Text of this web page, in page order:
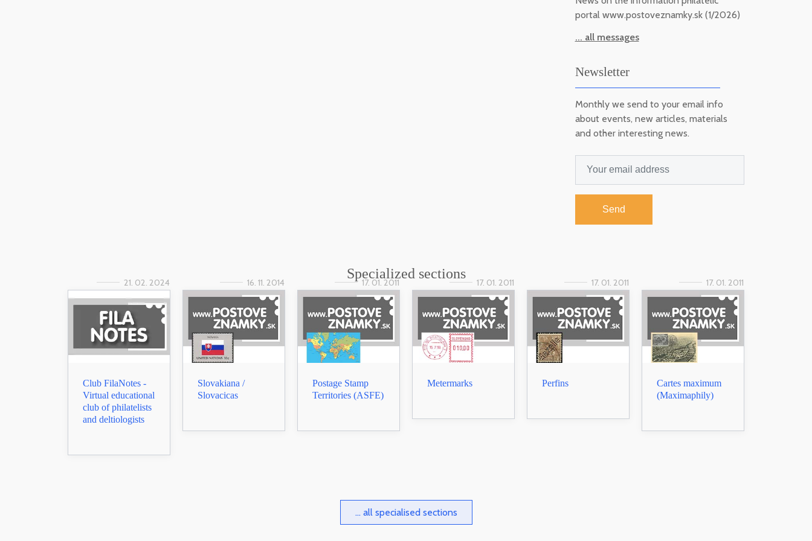
portal www.postoveznamky.sk (1/2026)
... all messages
Newsletter
Monthly we send to your email info
about events, new articles, materials
and other interesting news.
Send
Specialized sections
21. 02. 2024
Club FilaNotes -
Virtual educational
club of philatelists
and deltiologists
16. 11. 2014
Slovakiana /
Slovacicas
17. 01. 2011
Postage Stamp
Territories (ASFE)
17. 01. 2011
Metermarks
17. 01. 2011
Perfins
17. 01. 2011
Cartes maximum
(Maximaphily)
... all specialised sections